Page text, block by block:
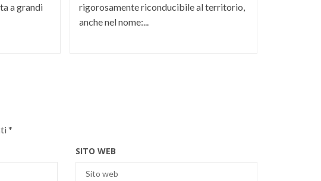
a grandi
rigorosamente riconducibile al territorio,
anche nel nome:...
*
SITO WEB